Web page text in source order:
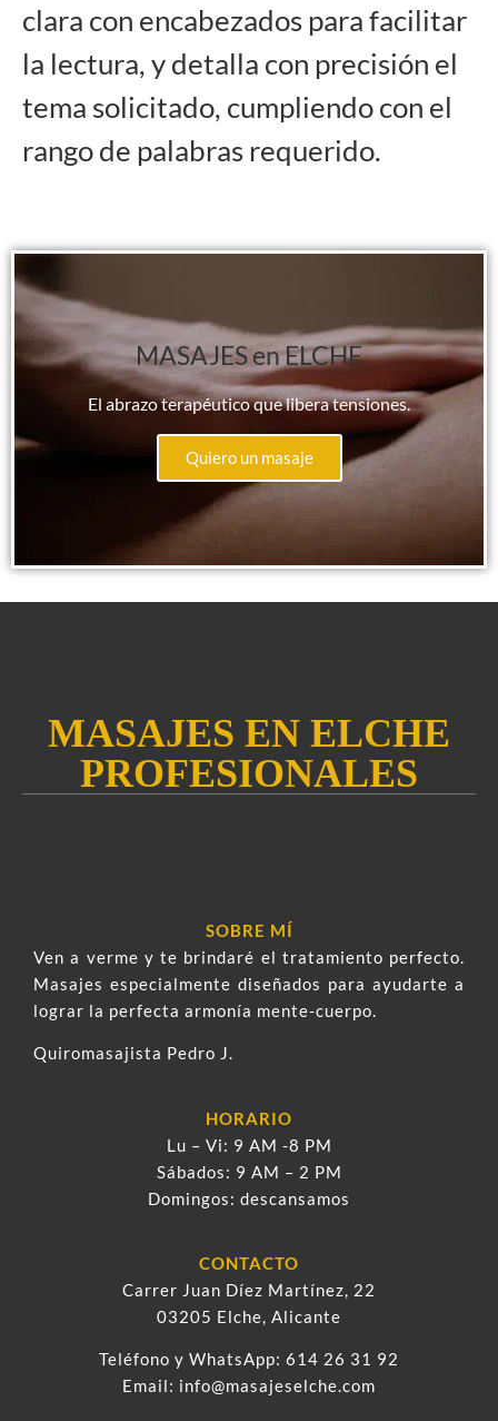
clara con encabezados para facilitar
la lectura, y detalla con precisión el
tema solicitado, cumpliendo con el
rango de palabras requerido.
MASAJES en ELCHE
El abrazo terapéutico que libera tensiones.
Quiero un masaje
MASAJES EN ELCHE
PROFESIONALES
SOBRE MÍ
Ven a verme y te brindaré el tratamiento perfecto.
Masajes especialmente diseñados para ayudarte a
lograr la perfecta armonía mente-cuerpo.
Quiromasajista Pedro J.
HORARIO
Lu – Vi: 9 AM -8 PM
Sábados: 9 AM – 2 PM
Domingos: descansamos
CONTACTO
Carrer Juan Díez Martínez, 22
03205 Elche, Alicante
Teléfono y WhatsApp: 614 26 31 92
Email: info@masajeselche.com